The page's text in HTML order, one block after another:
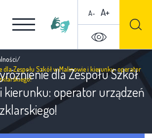
A- A+
/
dla Zespołu Szkół w Malinowie i kierunku: operator
dla Zespołu Szkół
kierunku: operator urządzeń